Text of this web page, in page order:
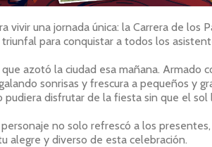
vivir una jornada única: la Carrera de los
para conquistar a todos los
azotó la ciudad esa mañana. Armado
sonrisas y frescura a pequeños y
disfrutar de la fiesta sin que el sol
no solo refrescó a los
alegre y diverso de esta celebración.